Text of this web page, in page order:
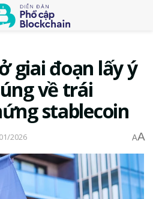
giai đoạn lấy ý
về trái
stablecoin
2026 AA